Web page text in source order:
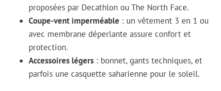
proposées par Decathlon ou The North Face.
Coupe-vent imperméable : un vêtement 3 en 1 ou
avec membrane déperlante assure confort et
protection.
Accessoires légers : bonnet, gants techniques, et
parfois une casquette saharienne pour le soleil.